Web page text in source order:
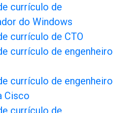
currículo de
do Windows
currículo de CTO
currículo de engenheiro
currículo de engenheiro
Cisco
currículo de